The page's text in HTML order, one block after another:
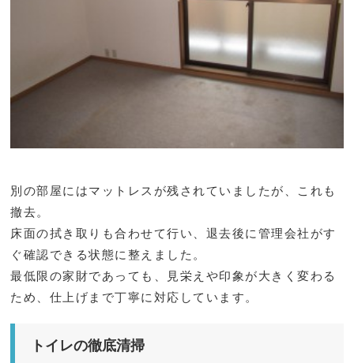
別の部屋にはマットレスが残されていましたが、これも
撤去。
床面の拭き取りも合わせて行い、退去後に管理会社がす
ぐ確認できる状態に整えました。
最低限の家財であっても、見栄えや印象が大きく変わる
ため、仕上げまで丁寧に対応しています。
トイレの徹底清掃